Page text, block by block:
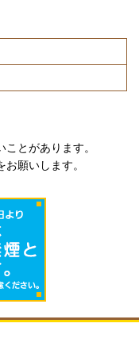
とがあります。
願いします。